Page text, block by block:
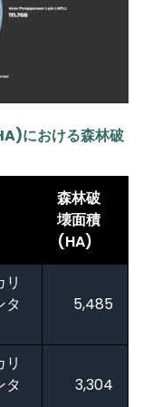
における森林破
森林破
壊面積
(HA)
リ
タ
5,485
リ
タ
3,304